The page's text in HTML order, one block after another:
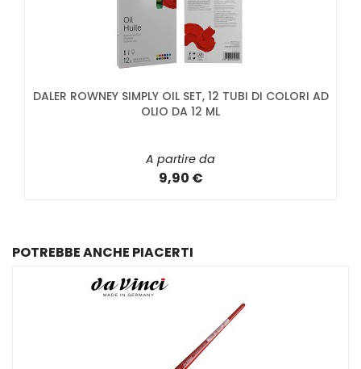
DALER ROWNEY SIMPLY OIL SET, 12 TUBI DI COLORI AD
OLIO DA 12 ML
A partire da
9,90 €
POTREBBE ANCHE PIACERTI